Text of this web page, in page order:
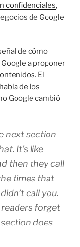
confidenciales,
de Google
de cómo
a proponer
El
de los
Google cambió
next section
It’s like
then they call
times that
call you.
forget
does